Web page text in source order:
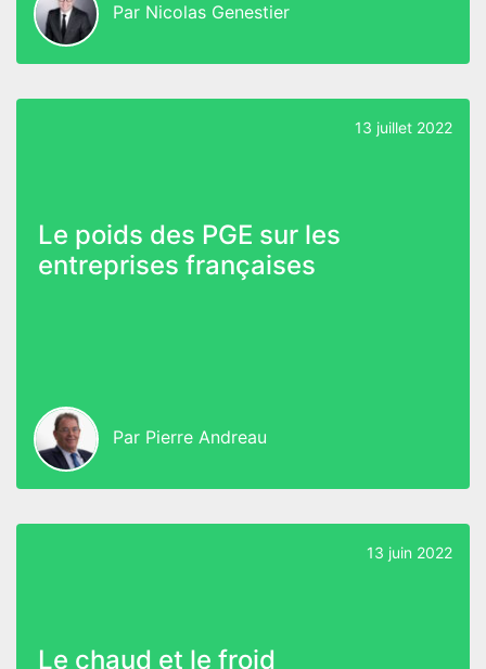
Par Nicolas Genestier
Le poids des PGE sur les
entreprises françaises
13 juillet 2022
Par Pierre Andreau
Le chaud et le froid
13 juin 2022